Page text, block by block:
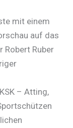
mit einem
auf das
Robert Ruber
– Atting,